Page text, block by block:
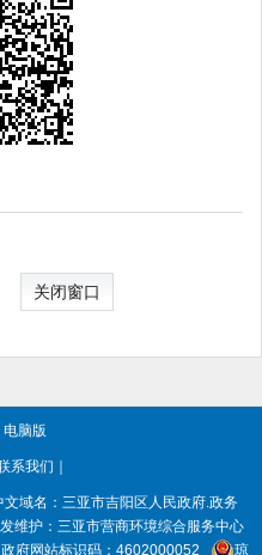
关闭窗口
电脑版
系我们
文域名： 三亚市吉阳区人民政府.政务
维护：三亚市营商环境综合服务中心
政府网站标识码： 4602000052 琼